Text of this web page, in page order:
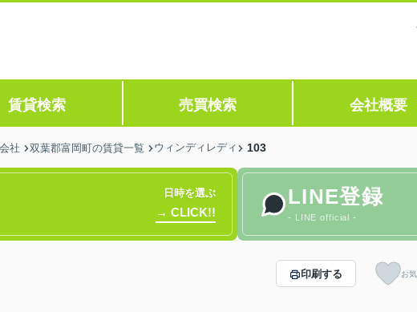
賃貸検索 売買検索 会社概要
社 双葉郡富岡町の賃貸一覧 ウィンディレディ 103
日時を選ぶ
→ CLICK!!
LINE登録
- LINE official -
印刷する お